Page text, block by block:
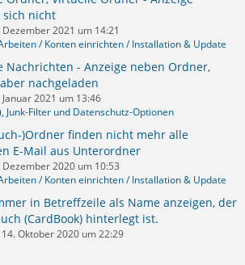
nicht
Dezember 2021 um 14:21
/ Konten einrichten / Installation & Update
Nachrichten - Anzeige neben Ordner,
nachgeladen
Januar 2021 um 13:46
Junk-Filter und Datenschutz-Optionen
)Ordner finden nicht mehr alle
E-Mail aus Unterordner
Dezember 2020 um 10:53
/ Konten einrichten / Installation & Update
in Betreffzeile als Name anzeigen, der
(CardBook) hinterlegt ist.
14. Oktober 2020 um 22:29